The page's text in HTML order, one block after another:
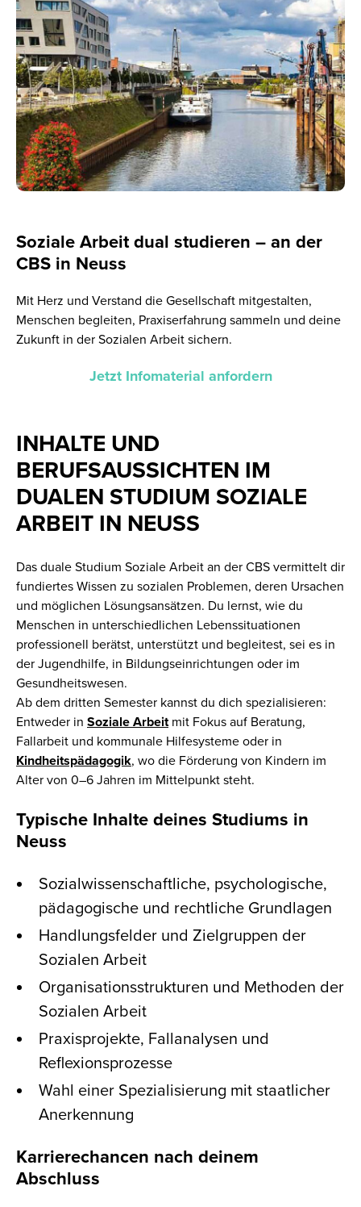
Soziale Arbeit dual studieren – an der
CBS in Neuss
Mit Herz und Verstand die Gesellschaft mitgestalten,
Menschen begleiten, Praxiserfahrung sammeln und deine
Zukunft in der Sozialen Arbeit sichern.
Jetzt Infomaterial anfordern
INHALTE UND
BERUFSAUSSICHTEN IM
DUALEN STUDIUM SOZIALE
ARBEIT IN NEUSS
Das duale Studium Soziale Arbeit an der CBS vermittelt dir
fundiertes Wissen zu sozialen Problemen, deren Ursachen
und möglichen Lösungsansätzen. Du lernst, wie du
Menschen in unterschiedlichen Lebenssituationen
professionell berätst, unterstützt und begleitest, sei es in
der Jugendhilfe, in Bildungseinrichtungen oder im
Gesundheitswesen.
Ab dem dritten Semester kannst du dich spezialisieren:
Entweder in Soziale Arbeitmit Fokus auf Beratung,
Fallarbeit und kommunale Hilfesysteme oder in
Kindheitspädagogik, wo die Förderung von Kindern im
Alter von 0–6 Jahren im Mittelpunkt steht.
Typische Inhalte deines Studiums in
Neuss
Sozialwissenschaftliche, psychologische,
pädagogische und rechtliche Grundlagen
Handlungsfelder und Zielgruppen der
Sozialen Arbeit
Organisationsstrukturen und Methoden der
Sozialen Arbeit
Praxisprojekte, Fallanalysen und
Reflexionsprozesse
Wahl einer Spezialisierung mit staatlicher
Anerkennung
Karrierechancen nach deinem
Abschluss